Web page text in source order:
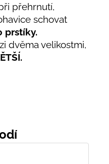
přehrnutí,
schovat
prstíky.
dvěma velikostmi,